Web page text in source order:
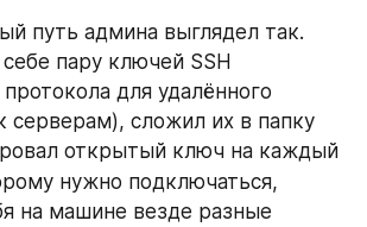
путь админа выглядел так.
пару ключей SSH
для удалённого
открытый ключ на каждый
нужно подключаться,
на машине везде разные